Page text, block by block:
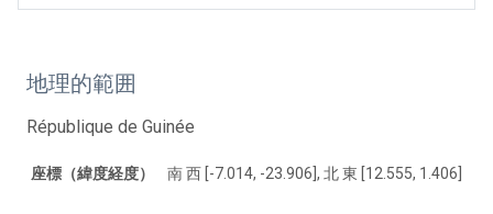
地理的範囲
République de Guinée
座標（緯度経度） 南 西 [-7.014, -23.906], 北 東 [12.555, 1.406]